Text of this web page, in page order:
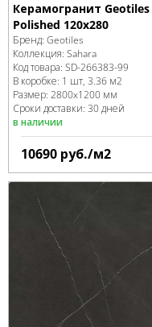
Керамогранит Geotiles
Polished 120x280
Бренд: Geotiles
Коллекция: Sahara
Код товара: SD-266383-99
В коробке: 1 шт, 3.36 м2
Размер: 2800x1200 мм
Сроки доставки: 30 дней
в наличии
10690 руб./м2